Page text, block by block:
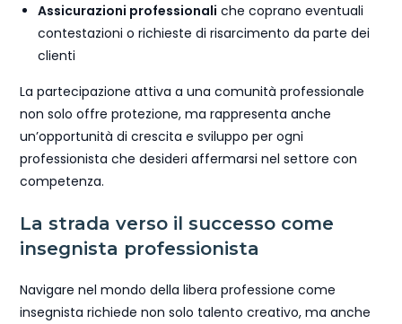
Assicurazioni professionali che coprano eventuali
contestazioni o richieste di risarcimento da parte dei
clienti
La partecipazione attiva a una comunità professionale
non solo offre protezione, ma rappresenta anche
un’opportunità di crescita e sviluppo per ogni
professionista che desideri affermarsi nel settore con
competenza.
La strada verso il successo come
insegnista professionista
Navigare nel mondo della libera professione come
insegnista richiede non solo talento creativo, ma anche